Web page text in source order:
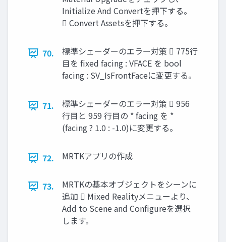
Initialize And Convertを押下する。
 Convert Assetsを押下する。
70.
標準シェーダーのエラー対策  775行
目を fixed facing : VFACE を bool
facing : SV_IsFrontFaceに変更する。
71.
標準シェーダーのエラー対策  956
行目と 959 行目の * facing を *
(facing ? 1.0 : -1.0)に変更する。
72. MRTKアプリの作成
73.
MRTKの基本オブジェクトをシーンに
追加  Mixed Realityメニューより、
Add to Scene and Configureを選択
します。